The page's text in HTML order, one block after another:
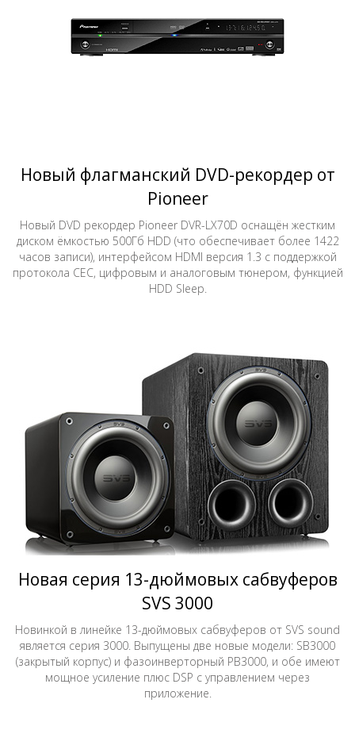
Новый флагманский DVD-рекордер от
Pioneer
Новый DVD рекордер Pioneer DVR-LX70D оснащён жестким
диском ёмкостью 500Гб HDD (что обеспечивает более 1422
часов записи), интерфейсом HDMI версия 1.3 с поддержкой
протокола CEC, цифровым и аналоговым тюнером, функцией
HDD Sleep.
Новая серия 13-дюймовых сабвуферов
SVS 3000
Новинкой в линейке 13-дюймовых сабвуферов от SVS sound
является серия 3000. Выпущены две новые модели: SB3000
(закрытый корпус) и фазоинверторный PB3000, и обе имеют
мощное усиление плюс DSP с управлением через
приложение.